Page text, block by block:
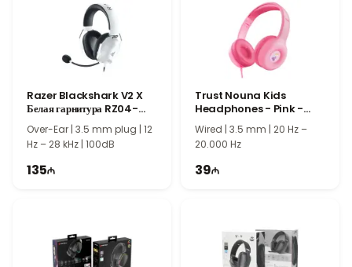
Fantech Sonata MH90 имеет эргономичную конструкцию,
рассчитанную на продолжительные игровые сессии. Мягкие
амбушюры и удобное оголовье обеспечивают комфорт во
время использования, а прочная конструкция гарантирует
надежность и долговечность при ежедневной эксплуатации.
Отличный выбор для игр, музыки и мультимедиа
Fantech Sonata MH90 Gaming Headset станет отличным
выбором для геймеров, любителей музыки и пользователей
удобная конструкция и широкий частотный диапазон
Razer Blackshark V2 X
Белая гарнитура RZ04-
03240700-R3M1
Over-Ear | 3.5 mm plug | 12
Hz – 28 kHz | 100dB
135
Trust Nouna Kids
Headphones - Pink -
25277
Wired | 3.5 mm | 20 Hz –
20.000 Hz
39